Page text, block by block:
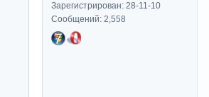
Зарегистрирован: 28-11-10
Сообщений: 2,558